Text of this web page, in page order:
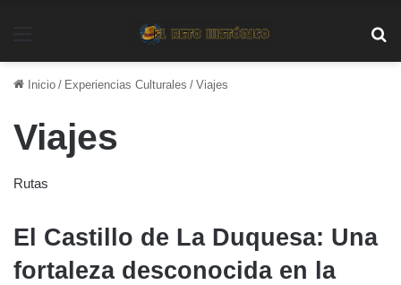
Inicio / Experiencias Culturales / Viajes
Viajes
Rutas
El Castillo de La Duquesa: Una
fortaleza desconocida en la